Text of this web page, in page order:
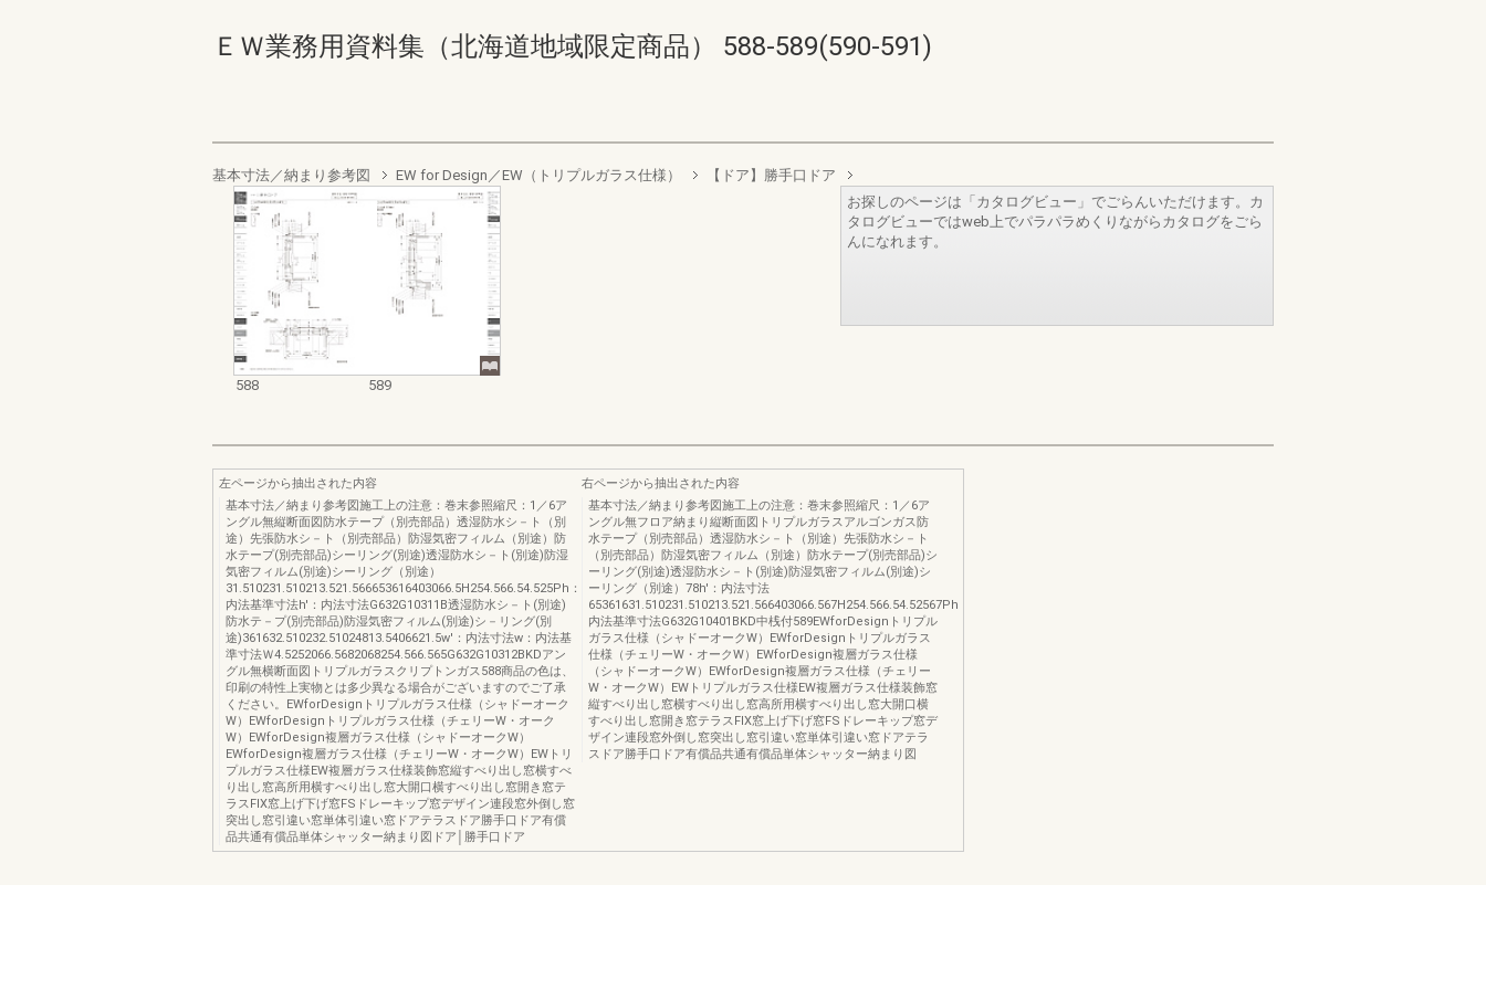
ＥＷ業務用資料集（北海道地域限定商品） 588-589(590-591)
基本寸法／納まり参考図 EW for Design／EW（トリプルガラス仕様） 【ドア】勝手口ドア
588 589
お探しのページは「カタログビュー」でごらんいただけます。カ
タログビューではweb上でパラパラめくりながらカタログをごら
んになれます。
左ページから抽出された内容
基本寸法／納まり参考図施工上の注意：巻末参照縮尺：1／6ア
ングル無縦断面図防水テープ（別売部品）透湿防水シ－ト（別
途）先張防水シ－ト（別売部品）防湿気密フィルム（別途）防
水テープ(別売部品)シーリング(別途)透湿防水シ－ト(別途)防湿
気密フィルム(別途)シーリング（別途）
31.510231.510213.521.566653616403066.5H254.566.54.525Ph：
内法基準寸法h'：内法寸法G632G10311B透湿防水シ－ト(別途)
防水テ－プ(別売部品)防湿気密フィルム(別途)シ－リング(別
途)361632.510232.51024813.5406621.5w'：内法寸法w：内法基
準寸法Ｗ4.5252066.5682068254.566.565G632G10312BKDアン
グル無横断面図トリプルガラスクリプトンガス588商品の色は、
印刷の特性上実物とは多少異なる場合がございますのでご了承
ください。EWforDesignトリプルガラス仕様（シャドーオーク
W）EWforDesignトリプルガラス仕様（チェリーW・オーク
W）EWforDesign複層ガラス仕様（シャドーオークW）
EWforDesign複層ガラス仕様（チェリーW・オークW）EWトリ
プルガラス仕様EW複層ガラス仕様装飾窓縦すべり出し窓横すべ
り出し窓高所用横すべり出し窓大開口横すべり出し窓開き窓テ
ラスFIX窓上げ下げ窓FSドレーキップ窓デザイン連段窓外倒し窓
突出し窓引違い窓単体引違い窓ドアテラスドア勝手口ドア有償
品共通有償品単体シャッター納まり図ドア│勝手口ドア
右ページから抽出された内容
基本寸法／納まり参考図施工上の注意：巻末参照縮尺：1／6ア
ングル無フロア納まり縦断面図トリプルガラスアルゴンガス防
水テープ（別売部品）透湿防水シ－ト（別途）先張防水シ－ト
（別売部品）防湿気密フィルム（別途）防水テープ(別売部品)シ
ーリング(別途)透湿防水シ－ト(別途)防湿気密フィルム(別途)シ
ーリング（別途）78h'：内法寸法
65361631.510231.510213.521.566403066.567H254.566.54.52567Ph：
内法基準寸法G632G10401BKD中桟付589EWforDesignトリプル
ガラス仕様（シャドーオークW）EWforDesignトリプルガラス
仕様（チェリーW・オークW）EWforDesign複層ガラス仕様
（シャドーオークW）EWforDesign複層ガラス仕様（チェリー
W・オークW）EWトリプルガラス仕様EW複層ガラス仕様装飾窓
縦すべり出し窓横すべり出し窓高所用横すべり出し窓大開口横
すべり出し窓開き窓テラスFIX窓上げ下げ窓FSドレーキップ窓デ
ザイン連段窓外倒し窓突出し窓引違い窓単体引違い窓ドアテラ
スドア勝手口ドア有償品共通有償品単体シャッター納まり図